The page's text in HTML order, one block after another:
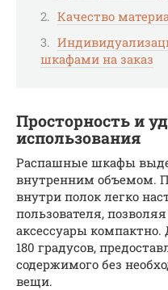
Качество
шкафами на заказ
Просторность и
использования
Распашные шкафы
внутренним объемом.
внутри полок легко
пользователя,
аксессуары
180 градусов,
содержимого без
вещи.